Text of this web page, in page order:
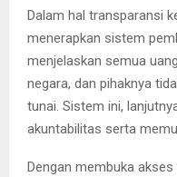
Dalam hal transparansi
menerapkan sistem
menjelaskan semua
negara, dan pihaknya
tunai. Sistem ini,
akuntabilitas serta
Dengan membuka